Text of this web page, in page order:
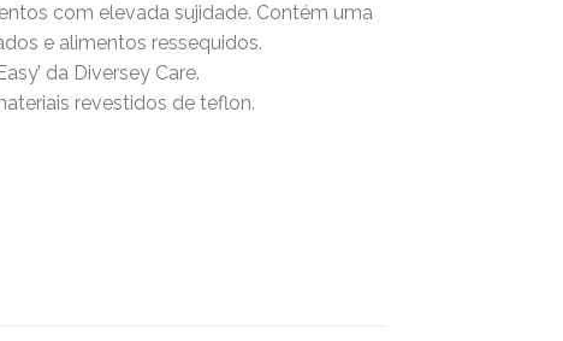
com elevada sujidade. Contém uma
e alimentos ressequidos.
da Diversey Care.
revestidos de teflon.